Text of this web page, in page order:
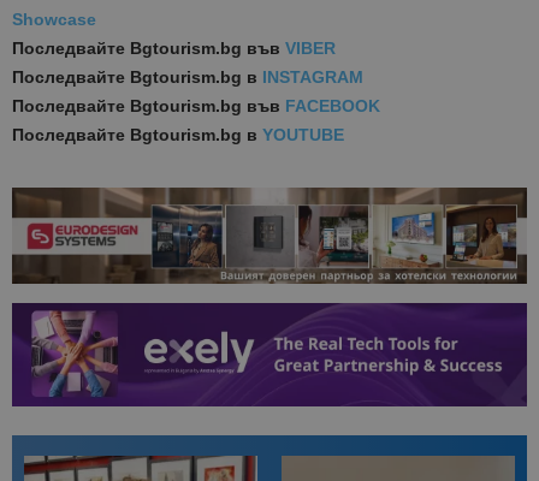
Showcase
Последвайте Bgtourism.bg във VIBER
Последвайте Bgtourism.bg в INSTAGRAM
Последвайте Bgtourism.bg във FACEBOOK
Последвайте Bgtourism.bg в YOUTUBE